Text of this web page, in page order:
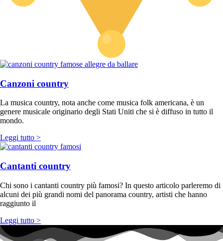
Canzoni country
La musica country, nota anche come musica folk americana, è un
genere musicale originario degli Stati Uniti che si è diffuso in tutto il
mondo.
Leggi tutto >
Cantanti country
Chi sono i cantanti country più famosi? In questo articolo parleremo di
alcuni dei più grandi nomi del panorama country, artisti che hanno
raggiunto il
Leggi tutto >